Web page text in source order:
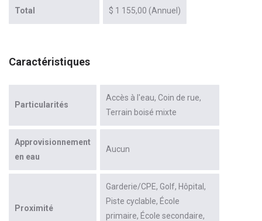
Total $ 1 155,00 (Annuel)
Caractéristiques
Particularités
Accès à l'eau Coin de rue
Terrain boisé mixte
Approvisionnement
en eau
Aucun
Proximité
Garderie/CPE Golf Hôpital
Piste cyclable École
primaire École secondaire